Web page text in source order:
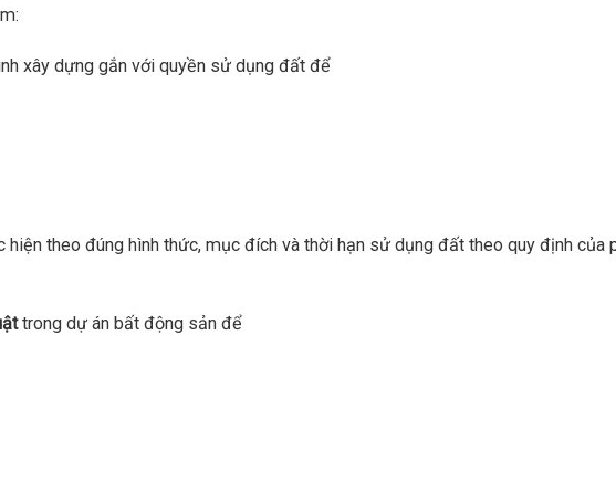
xây dựng gắn với quyền sử dụng đất để
theo đúng hình thức, mục đích và thời hạn sử dụng đất theo quy định của
trong dự án bất động sản để